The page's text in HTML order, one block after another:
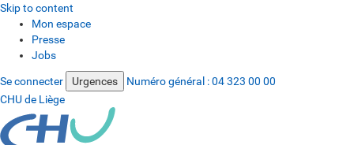
Skip to content
Mon espace
Presse
Jobs
Se connecter Urgences Numéro général :04 323 00 00
CHU de Liège